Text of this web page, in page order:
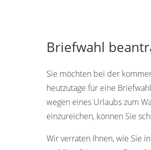
Briefwahl
Sie möchten bei der
heutzutage für eine
wegen eines Urlaubs zum
einzureichen, können Sie
Wir verraten Ihnen, wie Sie